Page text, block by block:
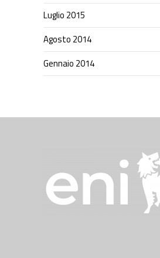
Luglio 2015
Agosto 2014
Gennaio 2014